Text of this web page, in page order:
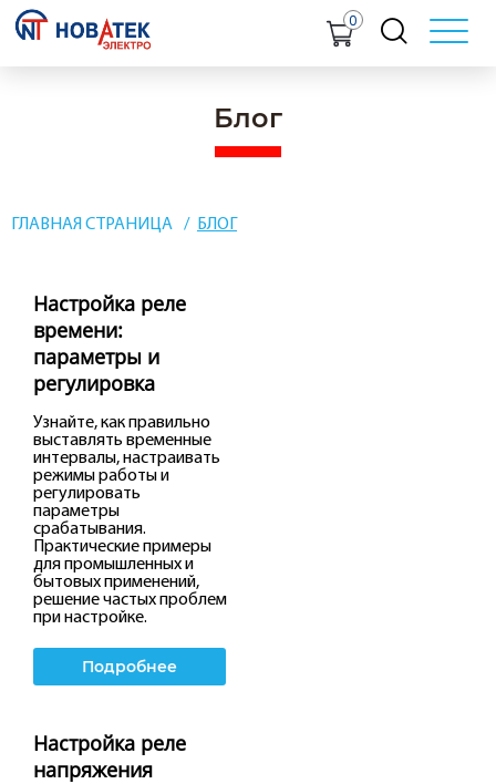
0
Блог
ГЛАВНАЯ СТРАНИЦА БЛОГ
Настройка реле
времени:
параметры и
регулировка
Узнайте, как правильно
выставлять временные
интервалы, настраивать
режимы работы и
регулировать
параметры
срабатывания.
Практические примеры
для промышленных и
бытовых применений,
решение частых проблем
при настройке.
Подробнее
Настройка реле
напряжения